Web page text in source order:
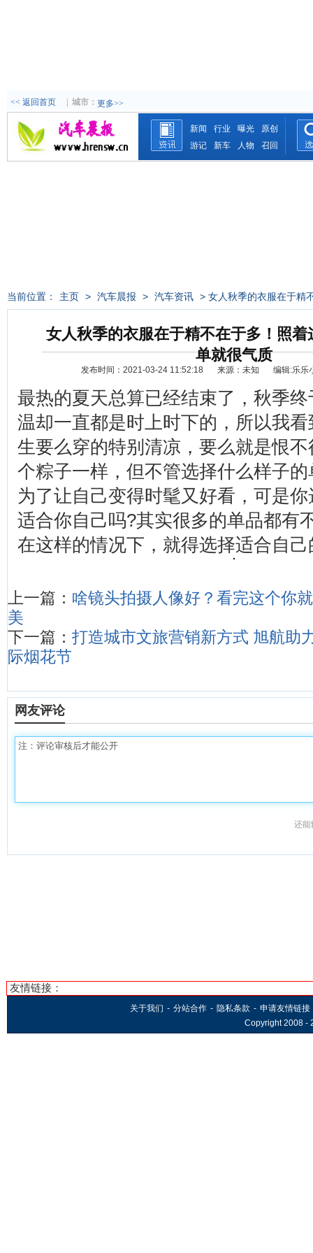
<< 返回首页 城市： 更多>>
资讯
新闻 行业 曝光
原创
游记
新车 人物 召回
选车
当前位置： 主页 > 汽车晨报 > 汽车资讯 > 女人秋季的衣服在于精
女人秋季的衣服在于精不在于多！照着
单就很气质
发布时间：2021-03-24 11:52:18 来源：未知 编辑:乐乐
最热的夏天总算已经结束了，秋季
温却一直都是时上时下的，所以我
生要么穿的特别清凉，要么就是恨
个粽子一样，但不管选择什么样子
为了让自己变得时髦又好看，可是
适合你自己吗?其实很多的单品都有
在这样的情况下，就得选择适合自
上一篇： 啥镜头拍摄人像好？看完这个你
美
下一篇： 打造城市文旅营销新方式 旭航助
际烟花节
网友评论
还能
友情链接：
关于我们 - 分站合作 - 隐私条款 - 申请友情链接
Copyright 2008 -